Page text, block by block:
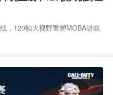
，120帧大视野重塑MOBA游戏